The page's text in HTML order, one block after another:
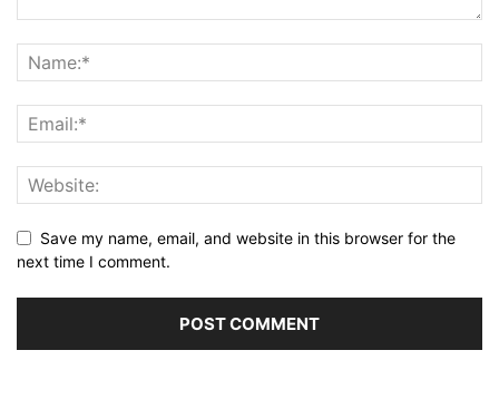
Save my name, email, and website in this browser for the
next time I comment.